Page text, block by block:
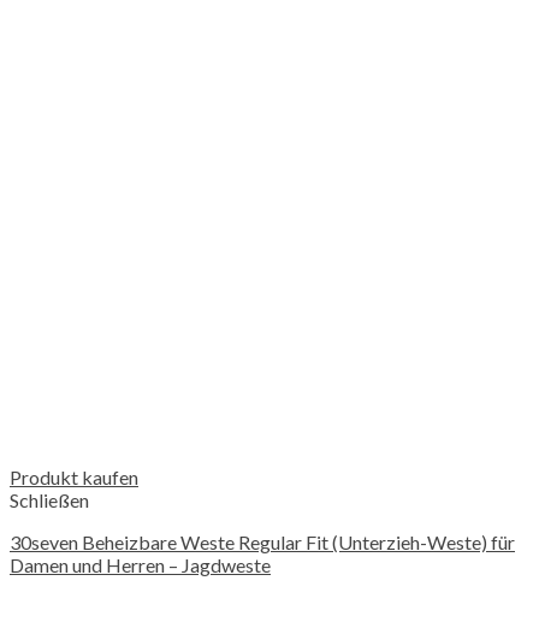
Produkt kaufen
Schließen
30seven Beheizbare Weste Regular Fit (Unterzieh-Weste) für
Damen und Herren – Jagdweste